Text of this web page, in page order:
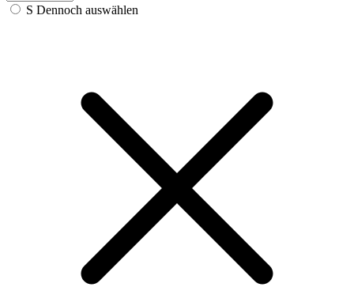
S Dennoch auswählen